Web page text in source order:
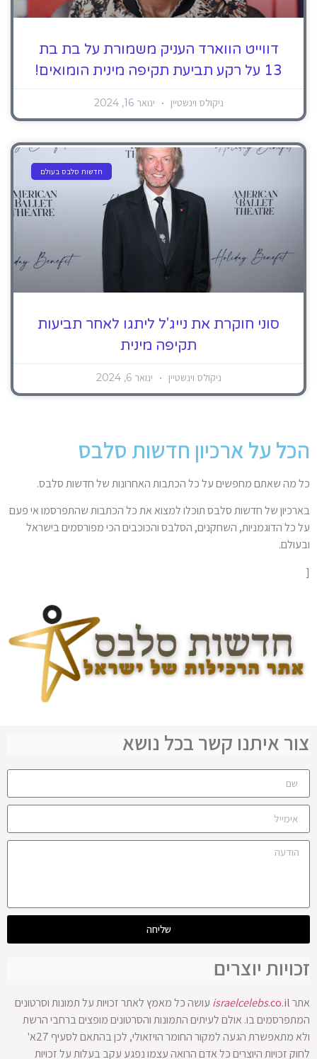
דווייט הווארד העניק משמורת על בת בת
13 על רקע תביעת תקיפה מינית הומואים!
ניקולס וינשטיין ינואר 16, 2024
חדשות סלבס בעולם
סוני חוקרת את נייג'ל ליתגו לאחר תביעות
תקיפה מינית
ניקולס וינשטיין ינואר 6, 2024
הכל על ארכיון חדשות סלבס
כל מה שאתם מחפשים על כל הכתבות האחרונות של חדשות סלבס.
בארכיון של חדשות סלבס תוכלו למצוא את כל הכתבות שהתפרסמו אי פעם
על כל הדוגמניות, השחקנים, הסלבס והכוכבים הכי מפורסמים בישראל
ובעולם.
[
צור איתנו קשר בכל נושא
שליחה
זכויות יוצרים
אתר israelcelebs.co.il
עושה כל מאמץ לאתר זכויות על תמונות וסרטונים
המתפרסמים בו. אולם לעיתים התמונות והסרטונים מופצים ברחבי הרשת
ולא מתאפשרת הגעה למקור החומר הויזאולי, לכן בהתאם לסעיף 27א'
לחוק זכויות היוצרים כל אדם הרואה עצמו נפגע עקב בעלות על זכויות